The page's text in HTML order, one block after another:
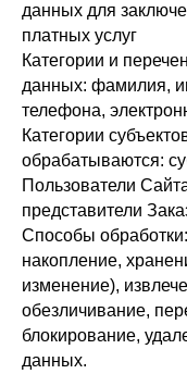
данных для
платных услуг
Категории и
данных: фамилия,
телефона,
Категории
обрабатываются:
Пользователи
представители
Способы
накопление,
изменение),
обезличивание,
блокирование,
данных.